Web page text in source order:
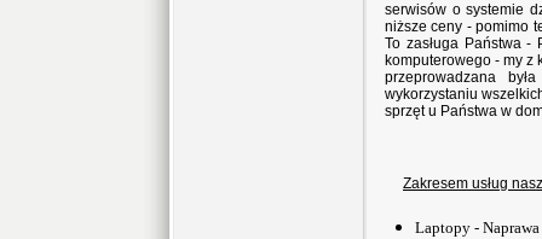
serwisów o systemie
niższe ceny - pomimo
To zasługa Państwa
komputerowego - my z
przeprowadzana
wykorzystaniu
sprzęt u Państwa w
Zakresem usług
Laptopy -